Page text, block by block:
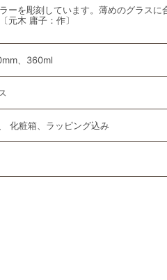
ーを彫刻しています。薄めのグラスに
木 庸子：作〕
、360ml
化粧箱、ラッピング込み